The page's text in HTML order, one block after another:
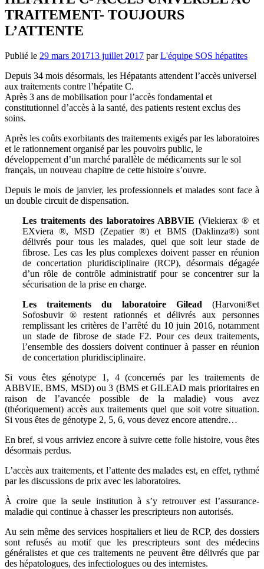
TRAITEMENT- TOUJOURS
L’ATTENTE
Publié le 29 mars 201713 juillet 2017 parL'équipe SOS hépatites
Depuis 34 mois désormais, les Hépatants attendent l’accès universel
aux traitements contre l’hépatite C.
Après 3 ans de mobilisation pour l’accès fondamental et
constitutionnel d’accès à la santé, des patients restent exclus des
soins.
Après les coûts exorbitants des traitements exigés par les laboratoires
et le rationnement organisé par les pouvoirs public, le
développement d’un marché parallèle de médicaments sur le sol
français, un nouveau chapitre de cette histoire s’ouvre.
Depuis le mois de janvier, les professionnels et malades sont face à
un double circuit de dispensation.
Les traitements des laboratoires ABBVIE (Viekierax ® et
EXviera ®, MSD (Zepatier ®) et BMS (Daklinza®) sont
délivrés pour tous les malades, quel que soit leur stade de
fibrose. Les cas les plus complexes doivent passer en réunion
de concertation pluridisciplinaire (RCP), désormais dégagée
d’un rôle de contrôle administratif pour se concentrer sur la
sécurisation de la prise en charge.
Les traitements du laboratoire Gilead (Harvoni®et
Sofosbuvir ® restent rationnés et délivrés aux personnes
remplissant les critères de l’arrêté du 10 juin 2016, notamment
un stade de fibrose de stade F2. Pour ces deux traitements,
l’ensemble des dossiers doivent continuer à passer en réunion
de concertation pluridisciplinaire.
Si vous êtes génotype 1, 4 (concernés par les traitements de
ABBVIE, BMS, MSD) ou 3 (BMS et GILEAD mais prioritaires en
raison de l’avancée possible de la maladie) vous avez
(théoriquement) accès aux traitements quel que soit votre situation.
Si vous êtes de génotype 2, 5, 6, vous devez encore attendre…
En bref, si vous arriviez encore à suivre cette folle histoire, vous êtes
désormais perdus.
L’accès aux traitements, et l’attente des malades est, en effet, rythmé
par les discussions de prix avec les laboratoires.
À croire que la seule institution à s’y retrouver est l’assurance-
maladie qui continue à chasser les prescripteurs non autorisés.
Au sein même des services hospitaliers et lieu de RCP, des dossiers
sont refusés au motif que les prescripteurs sont des médecins
généralistes et que ces traitements ne peuvent être délivrés que par
des hépatologues, des infectiologues ou des internistes.